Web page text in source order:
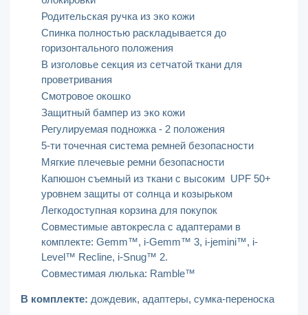
Родительская ручка из эко кожи
Спинка полностью раскладывается до
горизонтального положения
В изголовье секция из сетчатой ткани для
проветривания
Смотровое окошко
Защитный бампер из эко кожи
Регулируемая подножка - 2 положения
5-ти точечная система ремней безопасности
Мягкие плечевые ремни безопасности
Капюшон съемный из ткани с высоким UPF 50+
уровнем защиты от солнца и козырьком
Легкодоступная корзина для покупок
Совместимые автокресла с адаптерами в
комплекте: Gemm™, i-Gemm™ 3, i-jemini™, i-
Level™ Recline, i-Snug™ 2.
Совместимая люлька: Ramble™
В комплекте: дождевик, адаптеры, сумка-переноска